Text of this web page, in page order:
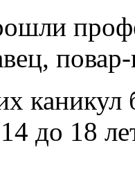
каникул
до 18